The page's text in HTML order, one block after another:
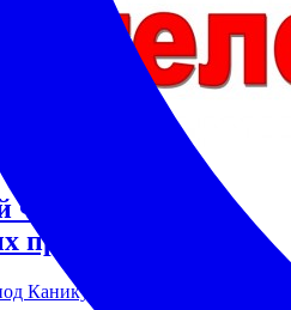
Федерации об
правонарушениях
Каникул.